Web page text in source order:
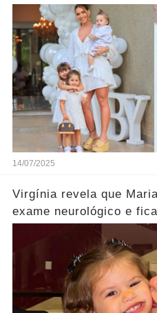
fotos
14/07/2025
Virgínia revela que
exame neurológico e